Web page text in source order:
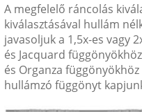
A megfelelő ráncolás
kiválasztásával hullám
javasoljuk a 1,5x-es vagy
és Jacquard
és Organza
hullámzó függönyt